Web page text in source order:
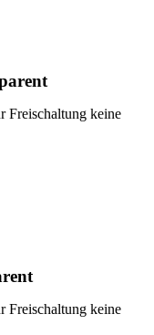
Freischaltung keine
Freischaltung keine